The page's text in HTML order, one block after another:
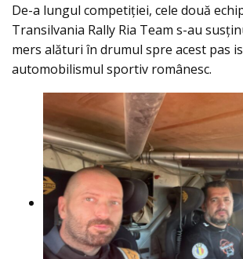
De-a lungul competiției, cele două
Transilvania Rally Ria Team s-au
mers alături în drumul spre acest pas
automobilismul sportiv românesc.